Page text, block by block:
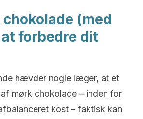
(med
forbedre dit
hævder nogle læger, at et
mørk chokolade – inden for
kost – faktisk kan